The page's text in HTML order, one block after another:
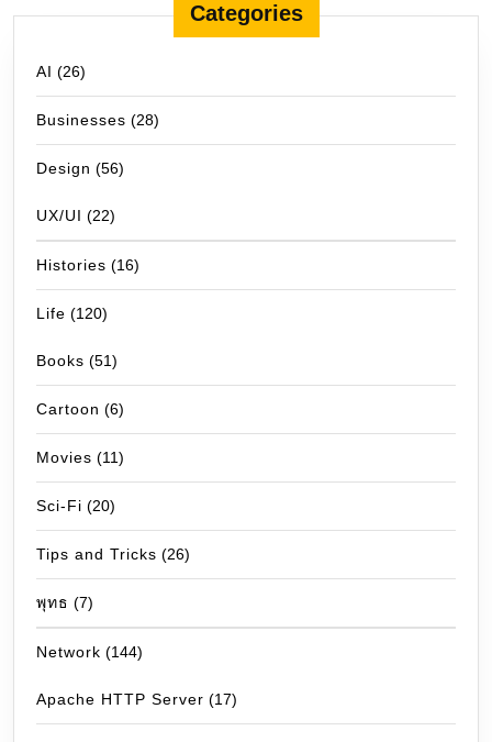
Categories
AI (26)
Businesses (28)
Design (56)
UX/UI (22)
Histories (16)
Life (120)
Books (51)
Cartoon (6)
Movies (11)
Sci-Fi (20)
Tips and Tricks (26)
พุทธ (7)
Network (144)
Apache HTTP Server (17)